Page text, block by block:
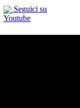
Seguici su
Youtube